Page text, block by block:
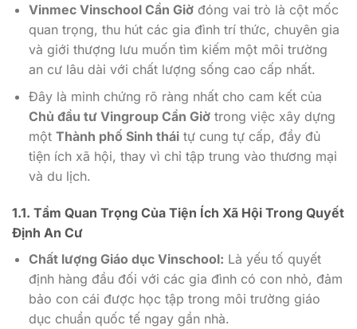
Vinmec Vinschool Cần Giờđóng vai trò là cột mốc
quan trọng, thu hút các gia đình trí thức, chuyên gia
và giới thượng lưu muốn tìm kiếm một môi trường
an cư lâu dài với chất lượng sống cao cấp nhất.
Đây là minh chứng rõ ràng nhất cho cam kết của
Chủ đầu tư Vingroup Cần Giờtrong việc xây dựng
một Thành phố Sinh tháitự cung tự cấp, đầy đủ
tiện ích xã hội, thay vì chỉ tập trung vào thương mại
và du lịch.
1.1. Tầm Quan Trọng Của Tiện Ích Xã Hội Trong Quyết
Định An Cư
Chất lượng Giáo dục Vinschool: Là yếu tố quyết
định hàng đầu đối với các gia đình có con nhỏ, đảm
bảo con cái được học tập trong môi trường giáo
dục chuẩn quốc tế ngay gần nhà.